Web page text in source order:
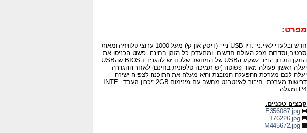
מפרט:
חדש ובלעדי לאיי.ניד.דיו USB נייד (דיסק און קי) מעל 1000 ערוצי טלוויזיה ומאות
סרטים,וסדרות מכל העולם חדשים. ומתעדכן כל הזמן בחינם פשוט הכניסו את
התקן הזכרון הנייד לשקע הUSB של המחשב שלכם יש להגדיר בBIOS שהUSB
יעלה ראשון פעולה מאוד פשוטה (יש תמיכה טלפונית בחינם) לאחר ההגדרה
יעלה לכם מערכת ההפעלה המובנת והיא מעלה את התוכנה לצפייה ישירה
דרישות מערכת: חיבור לאינטרנט מחשב עם מינימום 2GB זיכרון מעבד INTEL
P4 ומעלה
קבצים טכניים:
E356087.jpg
T76226.jpg
M445672.jpg